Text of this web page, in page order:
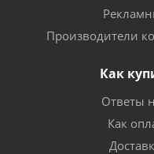
Производители
Как
Ответы
Как